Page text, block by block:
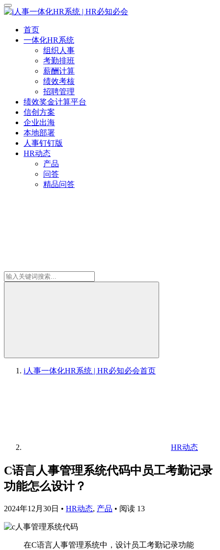
首页
一体化HR系统
组织人事
考勤排班
薪酬计算
绩效考核
招聘管理
绩效奖金计算平台
信创方案
企业出海
本地部署
人事钉钉版
HR动态
产品
问答
精品问答
i人事一体化HR系统 | HR必知必会首页
HR动态
C语言人事管理系统代码中员工考勤记录
功能怎么设计？
2024年12月30日 • HR动态, 产品 • 阅读 13
在C语言人事管理系统中，设计员工考勤记录功能